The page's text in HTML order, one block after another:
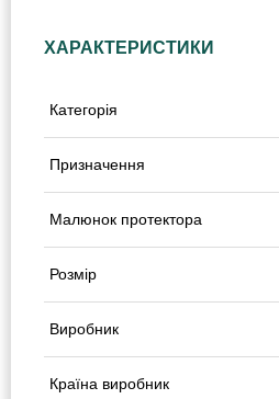
ХАРАКТЕРИСТИКИ
Категорія
Призначення
Малюнок протектора
Розмір
Виробник
Країна виробник